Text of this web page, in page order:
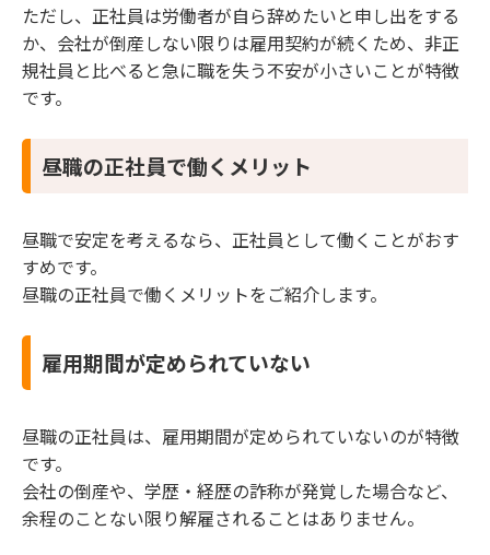
ただし、正社員は労働者が自ら辞めたいと申し出をする
か、会社が倒産しない限りは雇用契約が続くため、非正
規社員と比べると急に職を失う不安が小さいことが特徴
です。
昼職の正社員で働くメリット
昼職で安定を考えるなら、正社員として働くことがおす
すめです。
昼職の正社員で働くメリットをご紹介します。
雇用期間が定められていない
昼職の正社員は、雇用期間が定められていないのが特徴
です。
会社の倒産や、学歴・経歴の詐称が発覚した場合など、
余程のことない限り解雇されることはありません。